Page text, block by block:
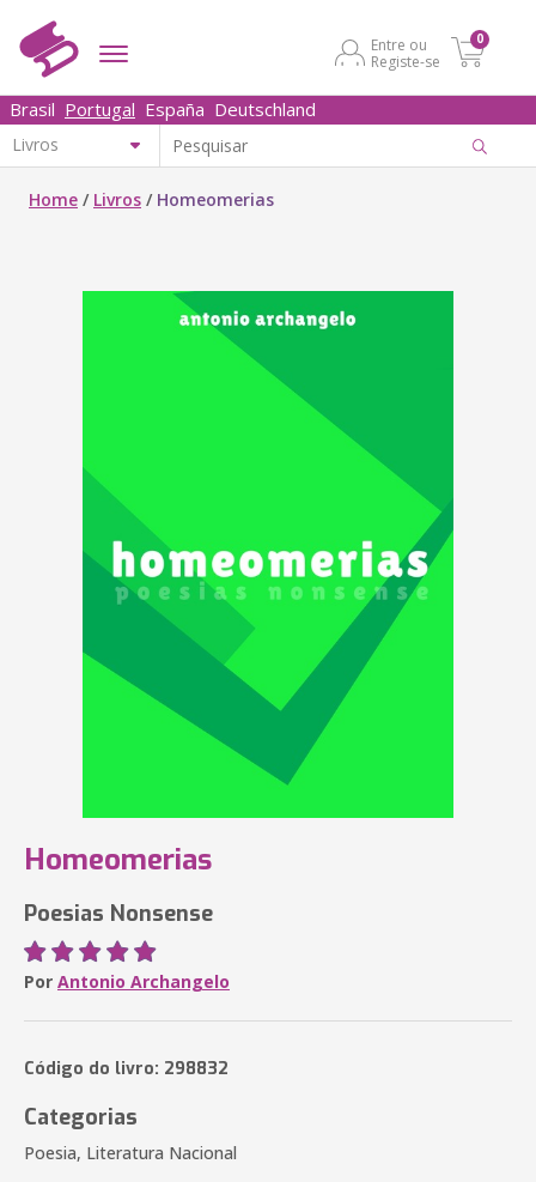
Entre ou
Registe-se
0
Brasil Portugal España Deutschland
Home / Livros / Homeomerias
Homeomerias
Poesias Nonsense
Por Antonio Archangelo
Código do livro: 298832
Categorias
Poesia, Literatura Nacional